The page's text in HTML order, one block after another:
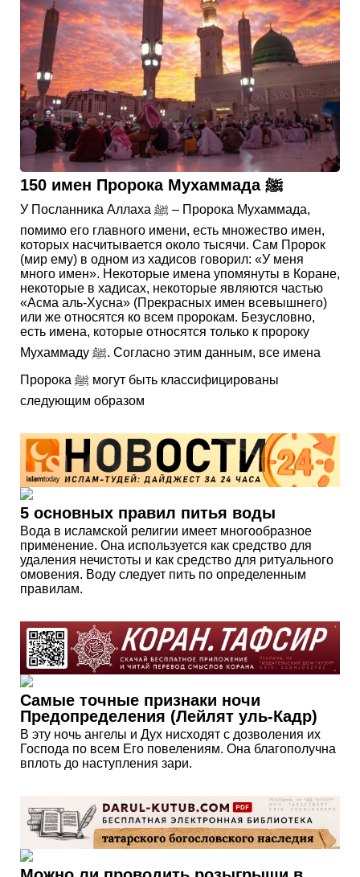
150 имен Пророка Мухаммада ﷺ
У Посланника Аллаха ﷺ – Пророка Мухаммада,
помимо его главного имени, есть множество имен,
которых насчитывается около тысячи. Сам Пророк
(мир ему) в одном из хадисов говорил: «У меня
много имен». Некоторые имена упомянуты в Коране,
некоторые в хадисах, некоторые являются частью
«Асма аль-Хусна» (Прекрасных имен всевышнего)
или же относятся ко всем пророкам. Безусловно,
есть имена, которые относятся только к пророку
Мухаммаду ﷺ. Согласно этим данным, все имена
Пророка ﷺ могут быть классифицированы
следующим образом
5 основных правил питья воды
Вода в исламской религии имеет многообразное
применение. Она используется как средство для
удаления нечистоты и как средство для ритуального
омовения. Воду следует пить по определенным
правилам.
Самые точные признаки ночи
Предопределения (Лейлят уль-Кадр)
В эту ночь ангелы и Дух нисходят с дозволения их
Господа по всем Его повелениям. Она благополучна
вплоть до наступления зари.